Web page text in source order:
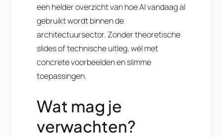
een helder overzicht van hoe AI vandaag al
gebruikt wordt binnen de
architectuursector. Zonder theoretische
slides of technische uitleg, wél met
concrete voorbeelden en slimme
toepassingen.
Wat mag je
verwachten?